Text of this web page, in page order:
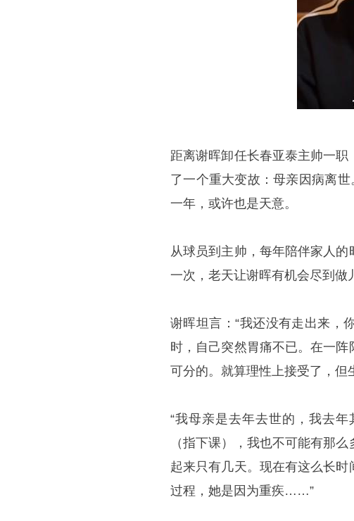
距离谢晖卸任长春亚泰主帅一
了一个重大变故：母亲因病离
一年，或许也是天意。
从球员到主帅，每年陪伴家人
一次，老天让谢晖有机会尽到做
谢晖坦言：“我还没有走出来，
时，自己突然胃痛不已。在一
可分的。就算理性上接受了，但
“我母亲是去年去世的，我去
（指下课），我也不可能有那
起来只有几天。现在有这么长
过程，她是因为重疾……”